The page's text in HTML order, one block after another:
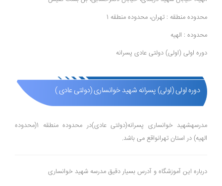
محدوده منطقه : تهران، محدوده منطقه 1
محدوده : الهیه
دوره اولی (اولی) دولتی عادی پسرانه
دوره اولی (اولی) پسرانه شهید خوانساری (دولتی عادی )
مدرسهشهید خوانساری پسرانه(دولتی عادی)در محدوده منطقه 1(محدوده
الهیه) در استان تهرانواقع می باشد.
درباره این آموزشگاه و آدرس بسیار دقیق مدرسه شهید خوانساری